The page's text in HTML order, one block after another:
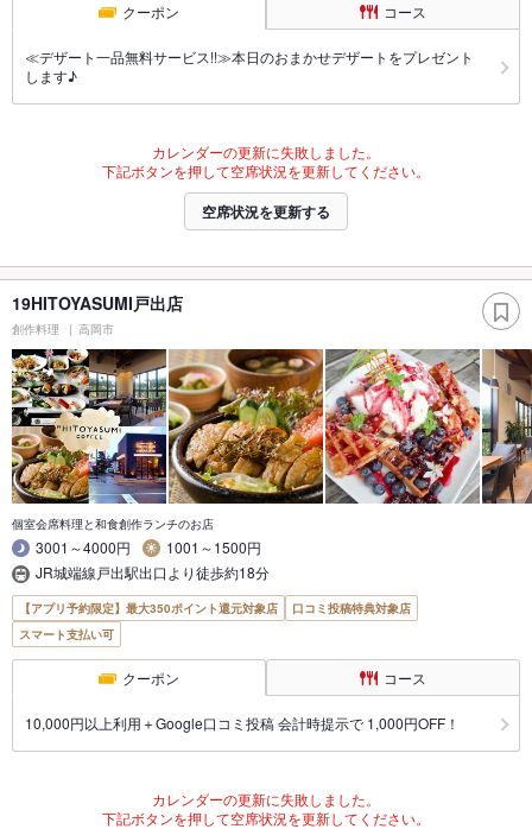
クーポン コース
≪デザート一品無料サービス!!≫本日のおまかせデザートをプレゼント
します♪
カレンダーの更新に失敗しました。
下記ボタンを押して空席状況を更新してください。
空席状況を更新する
19HITOYASUMI戸出店
創作料理 高岡市
個室会席料理と和食創作ランチのお店
3001～4000円
1001～1500円
JR城端線戸出駅出口より徒歩約18分
【アプリ予約限定】最大350ポイント還元対象店
口コミ投稿特典対象店
スマート支払い可
クーポン コース
10,000円以上利用＋Google口コミ投稿 会計時提示で 1,000円OFF！
カレンダーの更新に失敗しました。
下記ボタンを押して空席状況を更新してください。